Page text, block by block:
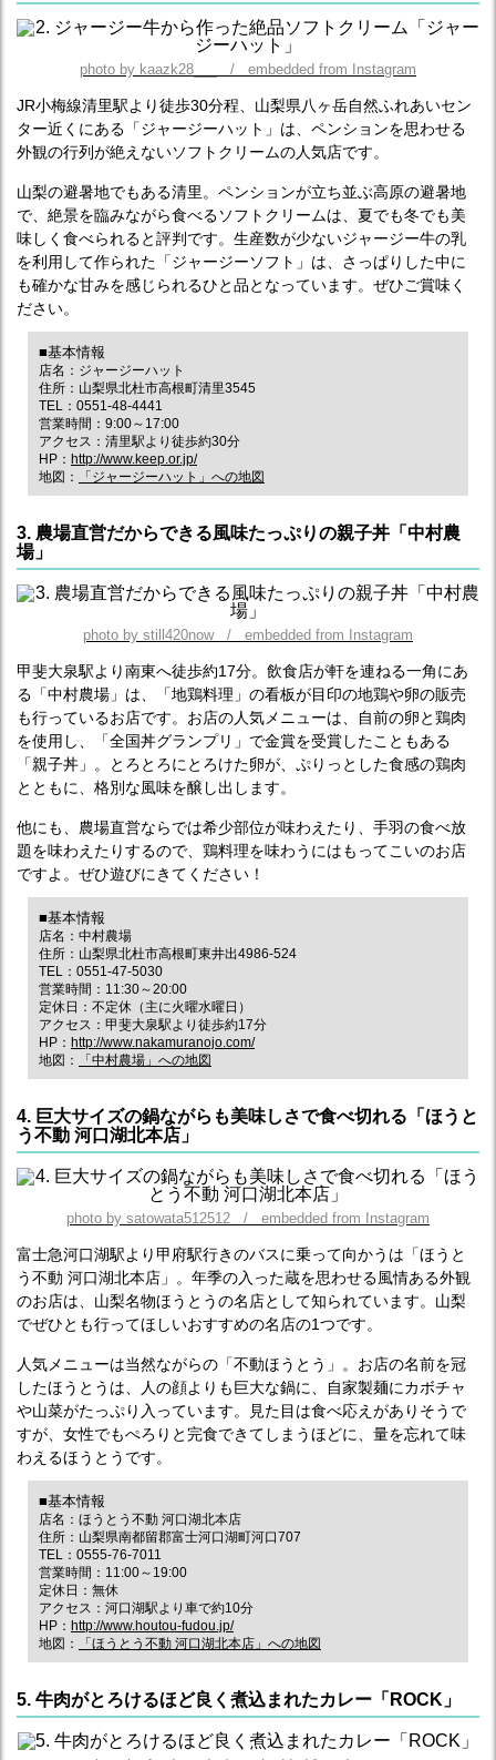
photo by kaazk28___ / embedded from Instagram
JR小梅線清里駅より徒歩30分程、山梨県八ヶ岳自然ふれあいセン
ター近くにある「ジャージーハット」は、ペンションを思わせる
外観の行列が絶えないソフトクリームの人気店です。
山梨の避暑地でもある清里。ペンションが立ち並ぶ高原の避暑地
で、絶景を臨みながら食べるソフトクリームは、夏でも冬でも美
味しく食べられると評判です。生産数が少ないジャージー牛の乳
を利用して作られた「ジャージーソフト」は、さっぱりした中に
も確かな甘みを感じられるひと品となっています。ぜひご賞味く
ださい。
■基本情報
店名：ジャージーハット
住所：山梨県北杜市高根町清里3545
TEL：0551-48-4441
営業時間：9:00～17:00
アクセス：清里駅より徒歩約30分
HP： http://www.keep.or.jp/
地図：
「ジャージーハット」への地図
3. 農場直営だからできる風味たっぷりの親子丼「中村農
場」
photo by still420now / embedded from Instagram
甲斐大泉駅より南東へ徒歩約17分。飲食店が軒を連ねる一角にあ
る「中村農場」は、「地鶏料理」の看板が目印の地鶏や卵の販売
も行っているお店です。お店の人気メニューは、自前の卵と鶏肉
を使用し、「全国丼グランプリ」で金賞を受賞したこともある
「親子丼」。とろとろにとろけた卵が、ぷりっとした食感の鶏肉
とともに、格別な風味を醸し出します。
他にも、農場直営ならでは希少部位が味わえたり、手羽の食べ放
題を味わえたりするので、鶏料理を味わうにはもってこいのお店
ですよ。ぜひ遊びにきてください！
■基本情報
店名：中村農場
住所：山梨県北杜市高根町東井出4986-524
TEL：0551-47-5030
営業時間：11:30～20:00
定休日：不定休（主に火曜水曜日）
アクセス：甲斐大泉駅より徒歩約17分
HP： http://www.nakamuranojo.com/
地図：
「中村農場」への地図
4. 巨大サイズの鍋ながらも美味しさで食べ切れる「ほうと
う不動 河口湖北本店」
photo by satowata512512 / embedded from Instagram
富士急河口湖駅より甲府駅行きのバスに乗って向かうは「ほうと
う不動 河口湖北本店」。年季の入った蔵を思わせる風情ある外観
のお店は、山梨名物ほうとうの名店として知られています。山梨
でぜひとも行ってほしいおすすめの名店の1つです。
人気メニューは当然ながらの「不動ほうとう」。お店の名前を冠
したほうとうは、人の顔よりも巨大な鍋に、自家製麺にカボチャ
や山菜がたっぷり入っています。見た目は食べ応えがありそうで
すが、女性でもぺろりと完食できてしまうほどに、量を忘れて味
わえるほうとうです。
■基本情報
店名：ほうとう不動 河口湖北本店
住所：山梨県南都留郡富士河口湖町河口707
TEL：0555-76-7011
営業時間：11:00～19:00
定休日：無休
アクセス：河口湖駅より車で約10分
HP： http://www.houtou-fudou.jp/
地図：
「ほうとう不動 河口湖北本店」への地図
5. 牛肉がとろけるほど良く煮込まれたカレー「ROCK」